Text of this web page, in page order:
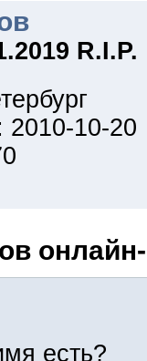
R.I.P.
2010-10-20
есть?